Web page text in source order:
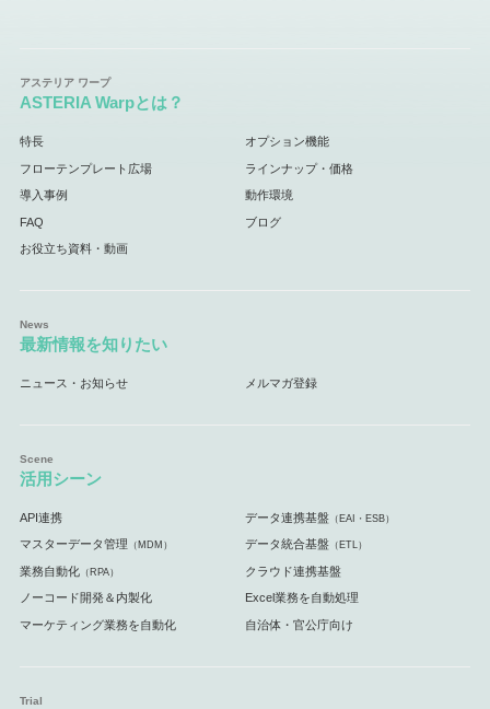
ASTERIA Warpとは？
特長 オプション機能
フローテンプレート広場 ラインナップ・価格
導入事例 動作環境
FAQ ブログ
お役立ち資料・動画
最新情報を知りたい
ニュース・お知らせ メルマガ登録
活用シーン
API連携 データ連携基盤 （EAI・ESB）
マスターデータ管理 （MDM） データ統合基盤 （ETL）
業務自動化（RPA） クラウド連携基盤
ノーコード開発＆内製化 Excel業務を自動処理
マーケティング業務を自動化 自治体・官公庁向け